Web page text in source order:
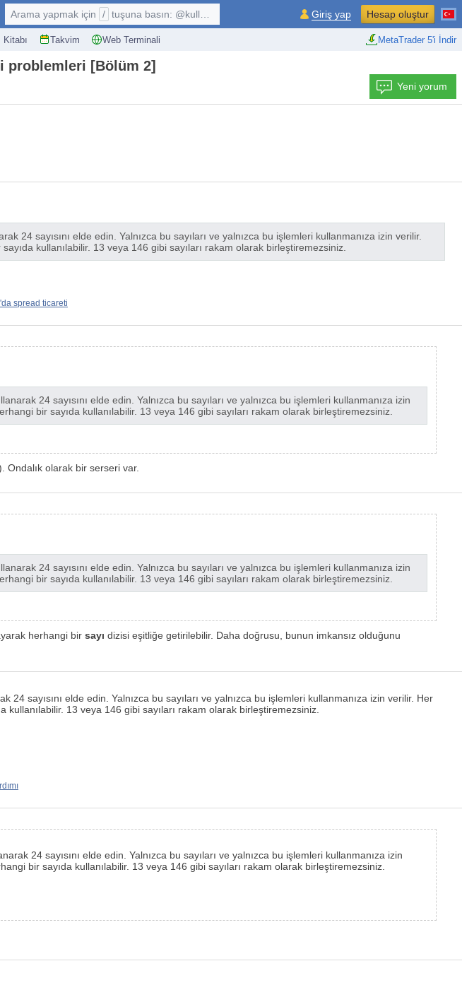
Kitabı Takvim Web Terminali MetaTrader 5'i İndir
Arama yapmak için / tuşuna basın: @kullanıcı, $sembol, ... Giriş yap Hesap oluştur
problemleri [Bölüm 2]
Yeni yorum
24 sayısını elde edin. Yalnızca bu sayıları ve yalnızca bu işlemleri kullanmanıza izin verilir.
kullanılabilir. 13 veya 146 gibi sayıları rakam olarak birleştiremezsiniz.
spread ticareti
24 sayısını elde edin. Yalnızca bu sayıları ve yalnızca bu işlemleri kullanmanıza izin
bir sayıda kullanılabilir. 13 veya 146 gibi sayıları rakam olarak birleştiremezsiniz.
Ondalık olarak bir serseri var.
24 sayısını elde edin. Yalnızca bu sayıları ve yalnızca bu işlemleri kullanmanıza izin
bir sayıda kullanılabilir. 13 veya 146 gibi sayıları rakam olarak birleştiremezsiniz.
herhangi bir sayı dizisi eşitliğe getirilebilir. Daha doğrusu, bunun imkansız olduğunu
sayısını elde edin. Yalnızca bu sayıları ve yalnızca bu işlemleri kullanmanıza izin verilir. Her
13 veya 146 gibi sayıları rakam olarak birleştiremezsiniz.
24 sayısını elde edin. Yalnızca bu sayıları ve yalnızca bu işlemleri kullanmanıza izin
bir sayıda kullanılabilir. 13 veya 146 gibi sayıları rakam olarak birleştiremezsiniz.